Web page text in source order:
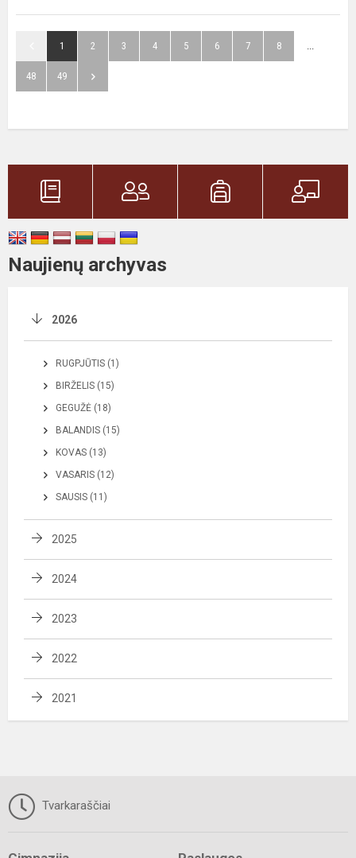
1 2 3 4 5 6 7 8 ...
48 49
Naujienų archyvas
2026
RUGPJŪTIS (1)
BIRŽELIS (15)
GEGUŽĖ (18)
BALANDIS (15)
KOVAS (13)
VASARIS (12)
SAUSIS (11)
2025
2024
2023
2022
2021
Tvarkaraščiai